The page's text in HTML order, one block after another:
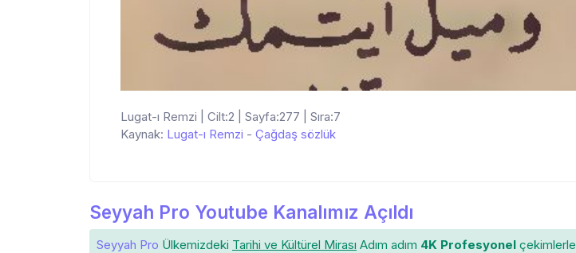
Lugat-ı Remzi | Cilt:2 | Sayfa:277 | Sıra:7
Kaynak: Lugat-ı Remzi - Çağdaş sözlük
Seyyah Pro Youtube Kanalımız Açıldı
Seyyah Pro Ülkemizdeki Tarihi ve Kültürel Mirası Adım adım 4K Profesyonel çekimlerle